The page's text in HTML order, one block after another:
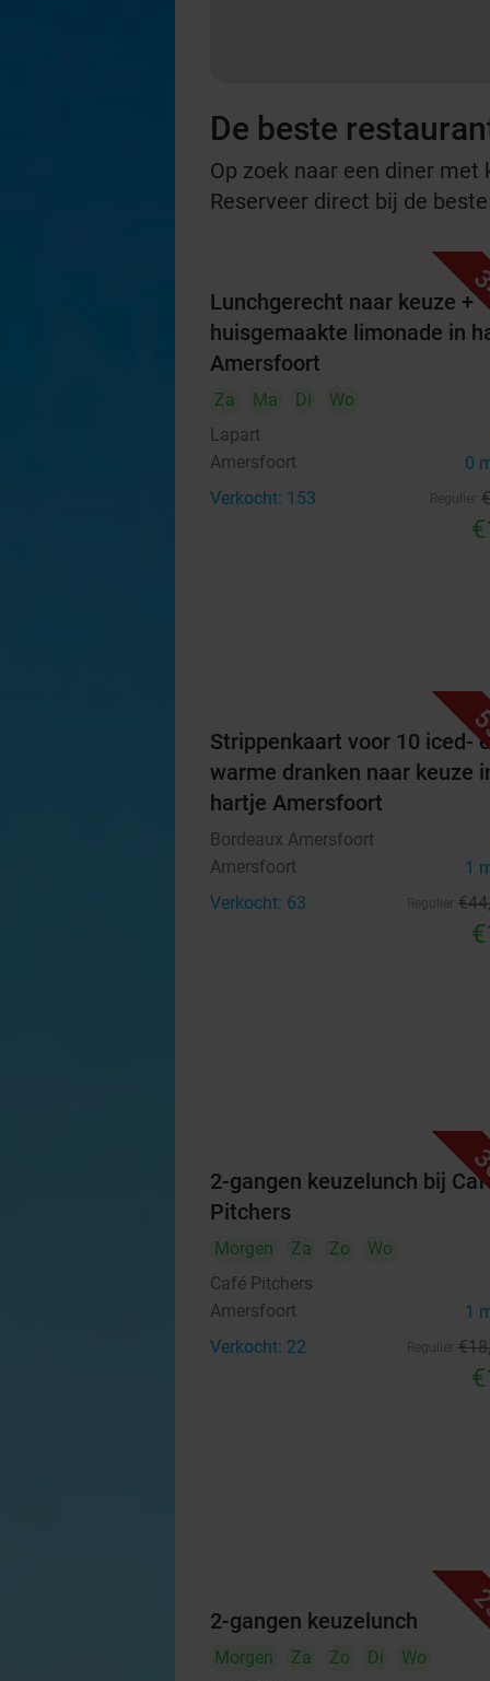
De beste
Op zoek naar een diner
Reserveer direct bij de
Lunchgerecht naar keuze +
huisgemaakte limonade in
Amersfoort
Za Ma Di
Wo
Lapart
Amersfoort 0
Verkocht: 153
Strippenkaart voor 10 iced-
warme dranken naar keuze
hartje Amersfoort
Bordeaux Amersfoort
Amersfoort 1
Verkocht: 63 €44
2-gangen keuzelunch bij
Pitchers
Morgen Za Zo
Wo
Café Pitchers
Amersfoort 1
Verkocht: 22 €18
2-gangen keuzelunch
Morgen Za Zo Di
Wo